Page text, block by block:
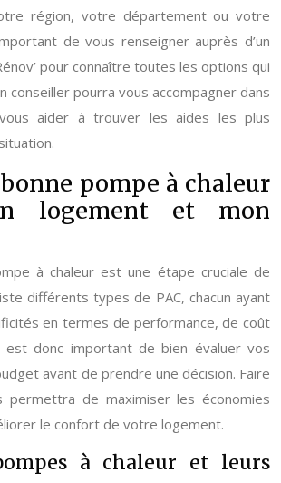
région, votre département ou votre
de vous renseigner auprès d’un
pour connaître toutes les options qui
conseiller pourra vous accompagner dans
aider à trouver les aides les plus
pompe à chaleur
logement et mon
à chaleur est une étape cruciale de
différents types de PAC, chacun ayant
en termes de performance, de coût
est donc important de bien évaluer vos
avant de prendre une décision. Faire
permettra de maximiser les économies
le confort de votre logement.
à chaleur et leurs